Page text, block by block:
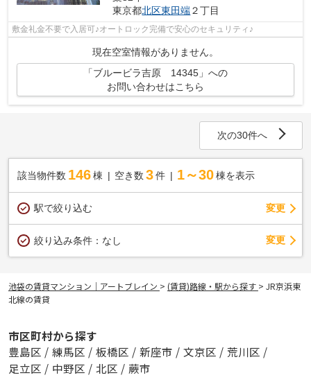
東京都北区東田端２丁目
敷金礼金不要で入居可♪オートロック完備で安心のセキュリティ♪
現在空室情報がありません。
「ブルービラ吉原 14345」への
お問い合わせはこちら
次の30件へ
該当物件数 146棟 空き数 3 件 1～30 棟を表示
駅で絞り込む 変更
絞り込み条件： なし 変更
池袋の賃貸マンション｜アートブレイン > (賃貸)路線・駅から探す > JR京浜東
北線の賃貸
市区町村から探す
豊島区 / 練馬区 / 板橋区 / 新座市 / 文京区 / 荒川区 /
足立区 / 中野区 / 北区 / 蕨市